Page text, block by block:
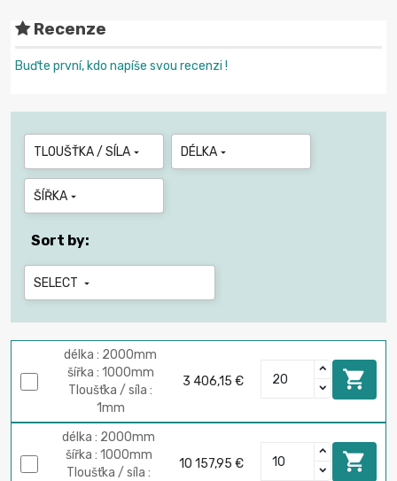
Recenze
Buďte první, kdo napíše svou recenzi !
TLOUŠŤKA / SÍLA  DÉLKA 
ŠÍŘKA 
Sort by:
SELECT 
délka : 2000mm
šířka : 1000mm
Tloušťka / síla :
1mm
3 406,15 € 
délka : 2000mm
šířka : 1000mm
Tloušťka / síla :
10 157,95 € 